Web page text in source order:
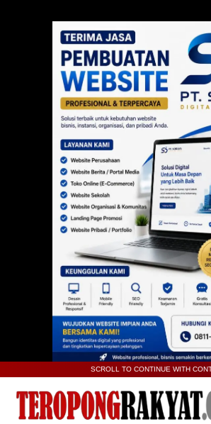
SCROLL TO CONTINUE WITH